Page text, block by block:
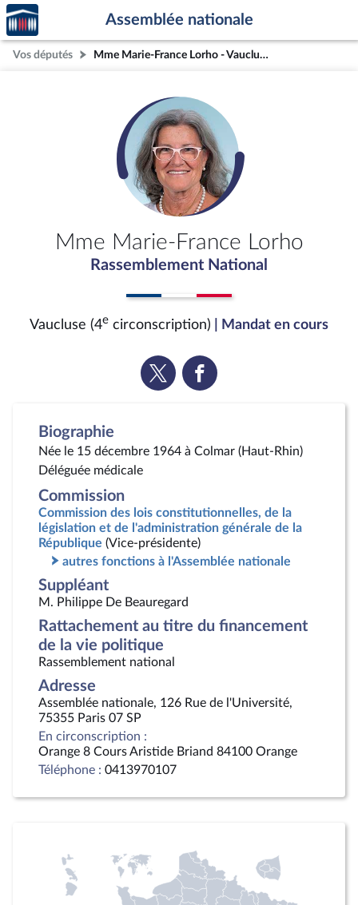
Aller au contenu
Aller en bas de la page
Accèder
à la
page
d'accueil
Assemblée nationale
Vos députés Mme Marie-France Lorho - Vaucluse (4e circonscription)
Mme Marie-France Lorho
Rassemblement National
Vaucluse (4e circonscription) | Mandat en cours
Voir
la
Voir
la
Biographie
Née le 15 décembre 1964 à Colmar (Haut-Rhin)
Déléguée médicale
Commission
Commission des lois constitutionnelles, de la
législation et de l'administration générale de la
République (Vice-présidente)
autres fonctions à l'Assemblée nationale
Suppléant
M. Philippe De Beauregard
Rattachement au titre du financement
de la vie politique
Rassemblement national
Adresse
Assemblée nationale, 126 Rue de l'Université,
75355 Paris 07 SP
En circonscription :
Orange 8 Cours Aristide Briand 84100 Orange
Téléphone : 0413970107